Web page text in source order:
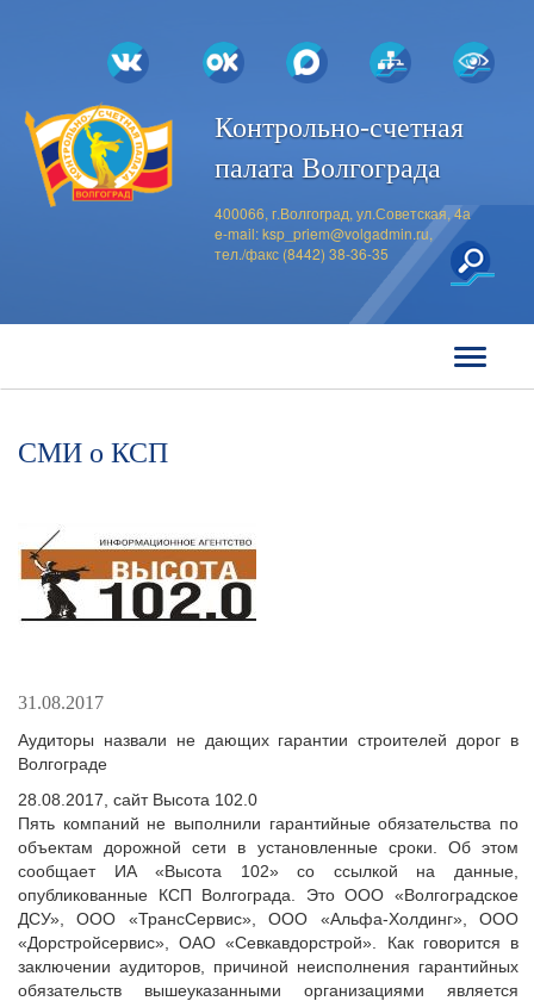
Контрольно-счетная
палата Волгограда
400066, г.Волгоград, ул.Советская, 4а
e-mail:ksp_priem@volgadmin.ru,
тел./факс (8442) 38-36-35
СМИ о КСП
31.08.2017
Аудиторы назвали не дающих гарантии строителей дорог в
Волгограде
28.08.2017, сайт Высота 102.0
Пять компаний не выполнили гарантийные обязательства по
объектам дорожной сети в установленные сроки. Об этом
сообщает ИА «Высота 102» со ссылкой на данные,
опубликованные КСП Волгограда. Это ООО «Волгоградское
ДСУ», ООО «ТрансСервис», ООО «Альфа-Холдинг», ООО
«Дорстройсервис», ОАО «Севкавдорстрой». Как говорится в
заключении аудиторов, причиной неисполнения гарантийных
обязательств вышеуказанными организациями является